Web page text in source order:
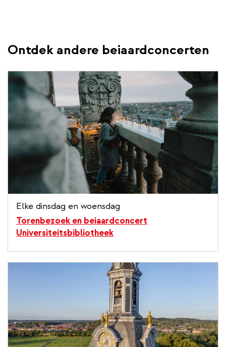
Ontdek andere beiaardconcerten
Elke dinsdag en woensdag
Torenbezoek en beiaardconcert
Universiteitsbibliotheek